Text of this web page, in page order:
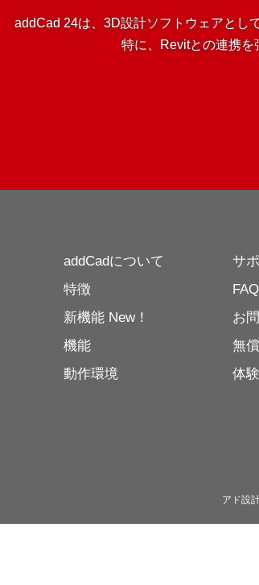
addCad 24は、3D設計ソフトウェアとし
特に、Revitとの連携を
addCadについて
特徴
新機能 New！
機能
動作環境
サ
お
無
体
アド設